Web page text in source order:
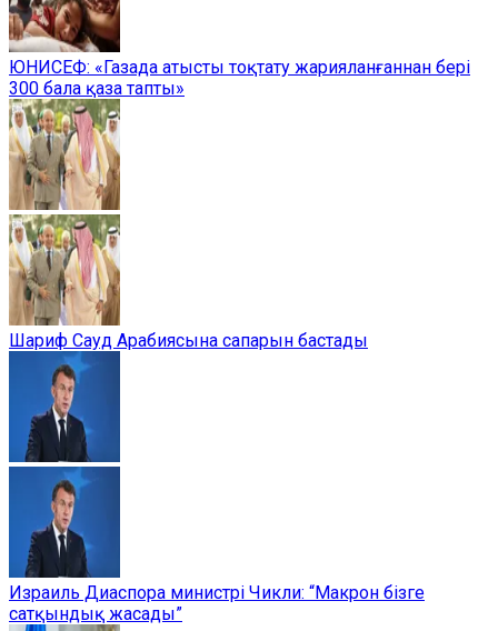
ЮНИСЕФ: «Газада атысты тоқтату жарияланғаннан бері
300 бала қаза тапты»
Шариф Сауд Арабиясына сапарын бастады
Израиль Диаспора министрі Чикли: “Макрон бізге
сатқындық жасады”